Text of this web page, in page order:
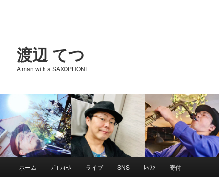
渡辺 てつ
A man with a SAXOPHONE
メ
サ
ホーム ﾌﾟﾛﾌｨｰﾙ ライブ SNS ﾚｯｽﾝ 寄付